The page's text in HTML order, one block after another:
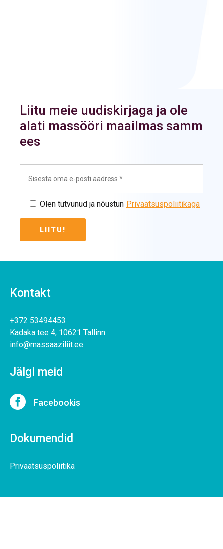
Liitu meie uudiskirjaga ja ole
alati massööri maailmas samm
ees
Olen tutvunud ja nõustun Privaatsuspoliitikaga
Kontakt
+372 53494453
Kadaka tee 4, 10621 Tallinn
info@massaaziliit.ee
Jälgi meid
 Facebookis
Dokumendid
Privaatsuspoliitika